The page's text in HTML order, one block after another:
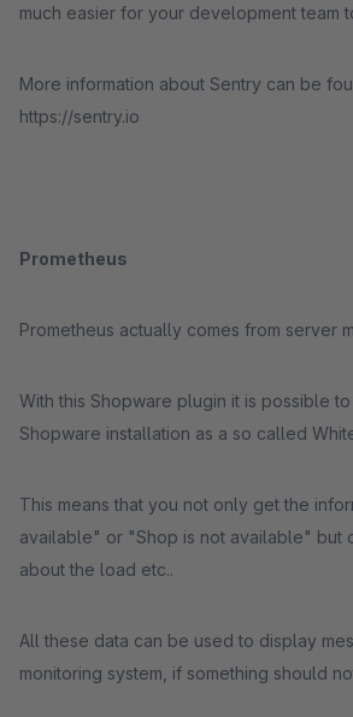
much easier for your development team
More information about Sentry can be
https://sentry.io
Prometheus
Prometheus actually comes from server
With this Shopware plugin it is possible
Shopware installation as a so called
This means that you not only get the
available" or "Shop is not available" but
about the load etc..
All these data can be used to display
monitoring system, if something should